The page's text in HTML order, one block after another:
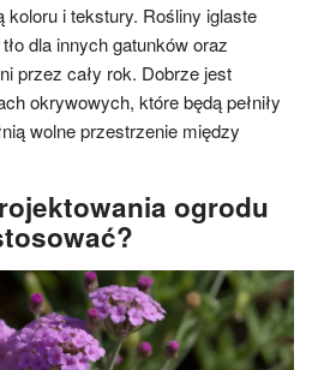
koloru i tekstury. Rośliny iglaste
dla innych gatunków oraz
przez cały rok. Dobrze jest
okrywowych, które będą pełniły
wolne przestrzenie między
ogrodu